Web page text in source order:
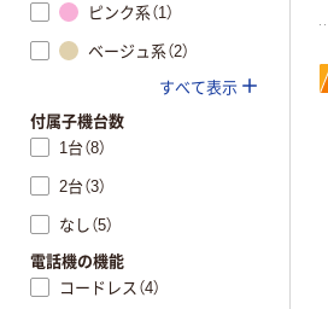
ピンク系（1）
ベージュ系（2）
すべて表示
付属子機台数
1台（8）
2台（3）
なし（5）
電話機の機能
コードレス（4）